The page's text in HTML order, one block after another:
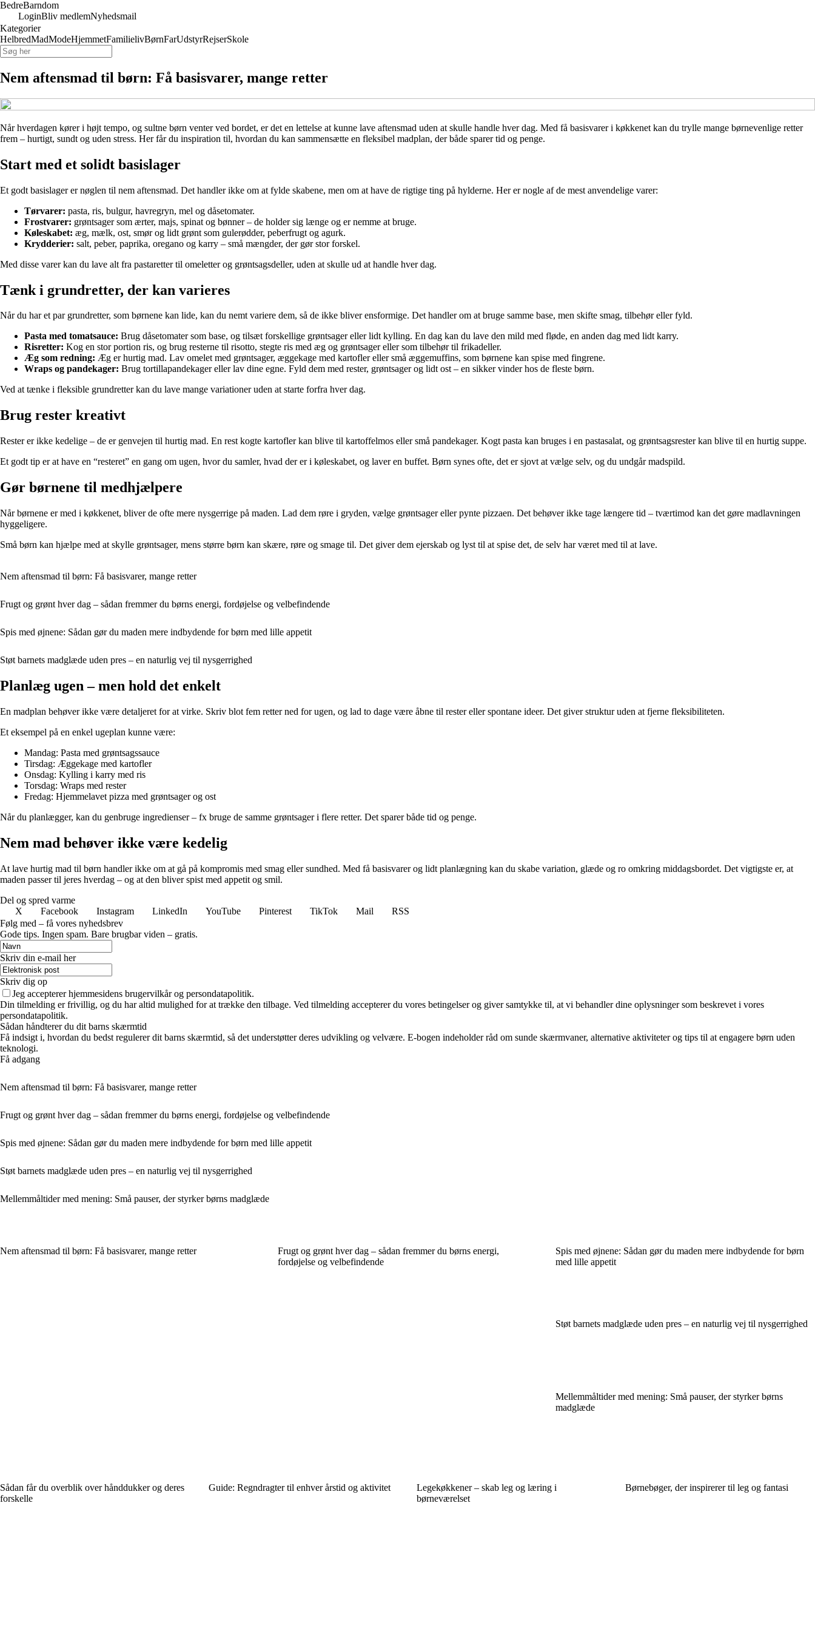
BedreBarndom
LoginBliv medlemNyhedsmail
Kategorier
HelbredMadModeHjemmetFamilielivBørnFarUdstyrRejserSkole
Nem aftensmad til børn: Få basisvarer, mange retter
Når hverdagen kører i højt tempo, og sultne børn venter ved bordet, er det en lettelse at kunne lave aftensmad uden at skulle handle hver dag. Med få basisvarer i køkkenet kan du trylle mange børnevenlige retter
frem – hurtigt, sundt og uden stress. Her får du inspiration til, hvordan du kan sammensætte en fleksibel madplan, der både sparer tid og penge.
Start med et solidt basislager
Et godt basislager er nøglen til nem aftensmad. Det handler ikke om at fylde skabene, men om at have de rigtige ting på hylderne. Her er nogle af de mest anvendelige varer:
Tørvarer: pasta, ris, bulgur, havregryn, mel og dåsetomater.
Frostvarer: grøntsager som ærter, majs, spinat og bønner – de holder sig længe og er nemme at bruge.
Køleskabet: æg, mælk, ost, smør og lidt grønt som gulerødder, peberfrugt og agurk.
Krydderier: salt, peber, paprika, oregano og karry – små mængder, der gør stor forskel.
Med disse varer kan du lave alt fra pastaretter til omeletter og grøntsagsdeller, uden at skulle ud at handle hver dag.
Tænk i grundretter, der kan varieres
Når du har et par grundretter, som børnene kan lide, kan du nemt variere dem, så de ikke bliver ensformige. Det handler om at bruge samme base, men skifte smag, tilbehør eller fyld.
Pasta med tomatsauce: Brug dåsetomater som base, og tilsæt forskellige grøntsager eller lidt kylling. En dag kan du lave den mild med fløde, en anden dag med lidt karry.
Risretter: Kog en stor portion ris, og brug resterne til risotto, stegte ris med æg og grøntsager eller som tilbehør til frikadeller.
Æg som redning: Æg er hurtig mad. Lav omelet med grøntsager, æggekage med kartofler eller små æggemuffins, som børnene kan spise med fingrene.
Wraps og pandekager: Brug tortillapandekager eller lav dine egne. Fyld dem med rester, grøntsager og lidt ost – en sikker vinder hos de fleste børn.
Ved at tænke i fleksible grundretter kan du lave mange variationer uden at starte forfra hver dag.
Brug rester kreativt
Rester er ikke kedelige – de er genvejen til hurtig mad. En rest kogte kartofler kan blive til kartoffelmos eller små pandekager. Kogt pasta kan bruges i en pastasalat, og grøntsagsrester kan blive til en hurtig suppe.
Et godt tip er at have en “resteret” en gang om ugen, hvor du samler, hvad der er i køleskabet, og laver en buffet. Børn synes ofte, det er sjovt at vælge selv, og du undgår madspild.
Gør børnene til medhjælpere
Når børnene er med i køkkenet, bliver de ofte mere nysgerrige på maden. Lad dem røre i gryden, vælge grøntsager eller pynte pizzaen. Det behøver ikke tage længere tid – tværtimod kan det gøre madlavningen
hyggeligere.
Små børn kan hjælpe med at skylle grøntsager, mens større børn kan skære, røre og smage til. Det giver dem ejerskab og lyst til at spise det, de selv har været med til at lave.
Nem aftensmad til børn: Få basisvarer, mange retter
Frugt og grønt hver dag – sådan fremmer du børns energi, fordøjelse og velbefindende
Spis med øjnene: Sådan gør du maden mere indbydende for børn med lille appetit
Støt barnets madglæde uden pres – en naturlig vej til nysgerrighed
Planlæg ugen – men hold det enkelt
En madplan behøver ikke være detaljeret for at virke. Skriv blot fem retter ned for ugen, og lad to dage være åbne til rester eller spontane ideer. Det giver struktur uden at fjerne fleksibiliteten.
Et eksempel på en enkel ugeplan kunne være:
Mandag: Pasta med grøntsagssauce
Tirsdag: Æggekage med kartofler
Onsdag: Kylling i karry med ris
Torsdag: Wraps med rester
Fredag: Hjemmelavet pizza med grøntsager og ost
Når du planlægger, kan du genbruge ingredienser – fx bruge de samme grøntsager i flere retter. Det sparer både tid og penge.
Nem mad behøver ikke være kedelig
At lave hurtig mad til børn handler ikke om at gå på kompromis med smag eller sundhed. Med få basisvarer og lidt planlægning kan du skabe variation, glæde og ro omkring middagsbordet. Det vigtigste er, at
maden passer til jeres hverdag – og at den bliver spist med appetit og smil.
Del og spred varme
X
Facebook Instagram LinkedIn YouTube Pinterest TikTok Mail
RSS
Følg med – få vores nyhedsbrev
Gode tips. Ingen spam. Bare brugbar viden – gratis.
Skriv din e-mail her
Skriv dig op
Jeg accepterer hjemmesidens brugervilkår og persondatapolitik.
Din tilmelding er frivillig, og du har altid mulighed for at trække den tilbage. Ved tilmelding accepterer du vores betingelser og giver samtykke til, at vi behandler dine oplysninger som beskrevet i vores
persondatapolitik.
Sådan håndterer du dit barns skærmtid
Få indsigt i, hvordan du bedst regulerer dit barns skærmtid, så det understøtter deres udvikling og velvære. E-bogen indeholder råd om sunde skærmvaner, alternative aktiviteter og tips til at engagere børn uden
teknologi.
Få adgang
Nem aftensmad til børn: Få basisvarer, mange retter
Frugt og grønt hver dag – sådan fremmer du børns energi, fordøjelse og velbefindende
Spis med øjnene: Sådan gør du maden mere indbydende for børn med lille appetit
Støt barnets madglæde uden pres – en naturlig vej til nysgerrighed
Mellemmåltider med mening: Små pauser, der styrker børns madglæde
Nem aftensmad til børn: Få basisvarer, mange retter
Frugt og grønt hver dag – sådan fremmer du børns energi,
fordøjelse og velbefindende
Spis med øjnene: Sådan gør du maden mere indbydende for børn
med lille appetit
Støt barnets madglæde uden pres – en naturlig vej til nysgerrighed
Mellemmåltider med mening: Små pauser, der styrker børns
madglæde
Sådan får du overblik over hånddukker og deres
forskelle
Guide: Regndragter til enhver årstid og aktivitet
Legekøkkener – skab leg og læring i
børneværelset
Børnebøger, der inspirerer til leg og fantasi